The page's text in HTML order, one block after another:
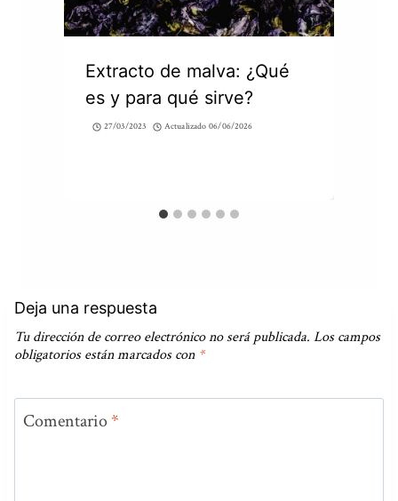
Extracto de malva: ¿Qué
es y para qué sirve?
27/03/2023 Actualizado 06/06/2026
Deja una respuesta
Tu dirección de correo electrónico no será publicada. Los campos
obligatorios están marcados con *
Comentario*